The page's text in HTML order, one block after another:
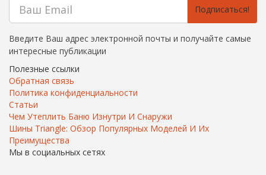
Подписаться!
Введите Ваш адрес электронной почты и получайте самые
интересные публикации
Полезные ссылки
Обратная связь
Политика конфиденциальности
Статьи
Чем Утеплить Баню Изнутри И Снаружи
Шины Triangle: Обзор Популярных Моделей И Их
Преимущества
Мы в социальных сетях